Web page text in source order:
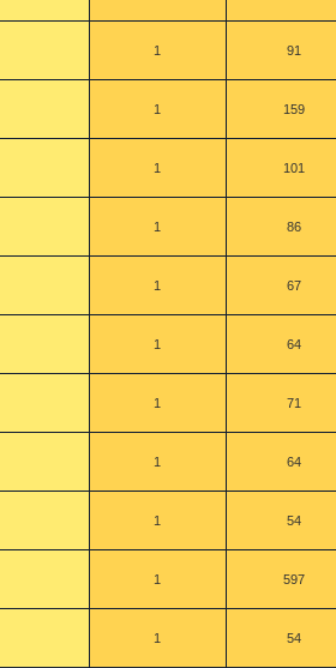
1
91
1
159
1
101
1
86
1
67
1
64
1
71
1
64
1
54
1
597
1
54